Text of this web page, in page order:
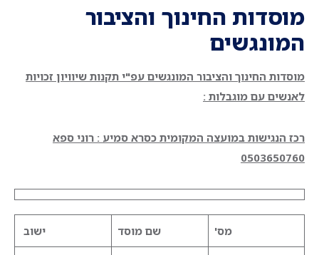
מוסדות החינוך והציבור
המונגשים
מוסדות החינוך והציבור המונגשים עפ"י תקנות שיוויון זכויות
לאנשים עם מוגבלות :
רכז הנגישות במועצה המקומית כסרא סמיע : רוני ספא
0503650760
מס' שם מוסד ישוב